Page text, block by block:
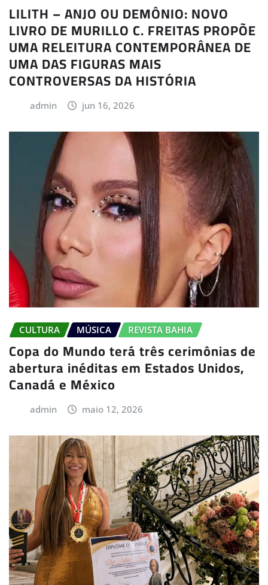
LILITH – ANJO OU DEMÔNIO: NOVO
LIVRO DE MURILLO C. FREITAS PROPÕE
UMA RELEITURA CONTEMPORÂNEA DE
UMA DAS FIGURAS MAIS
CONTROVERSAS DA HISTÓRIA
admin jun 16, 2026
CULTURA MÚSICA REVISTA BAHIA
Copa do Mundo terá três cerimônias de
abertura inéditas em Estados Unidos,
Canadá e México
admin maio 12, 2026